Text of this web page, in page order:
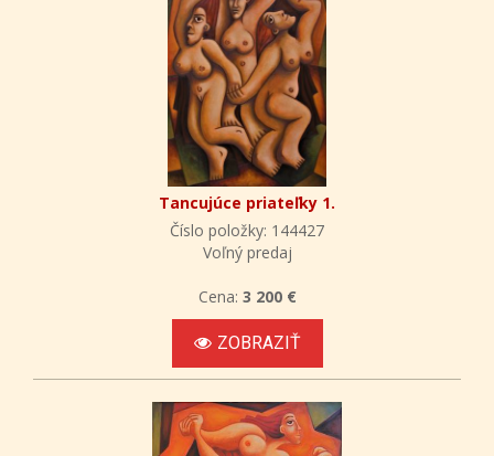
Tancujúce priateľky 1.
Číslo položky: 144427
Voľný predaj
Cena: 3 200 €
ZOBRAZIŤ